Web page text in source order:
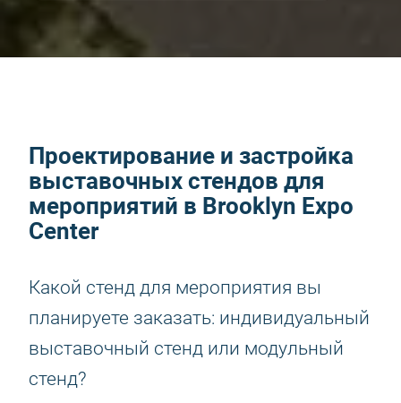
Проектирование и застройка
выставочных стендов для
мероприятий в Brooklyn Expo
Center
Какой стенд для мероприятия вы
планируете заказать: индивидуальный
выставочный стенд или модульный
стенд?